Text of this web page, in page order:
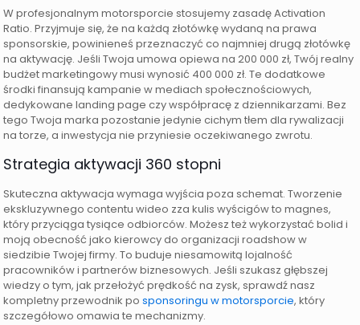
W profesjonalnym motorsporcie stosujemy zasadę Activation
Ratio. Przyjmuje się, że na każdą złotówkę wydaną na prawa
sponsorskie, powinieneś przeznaczyć co najmniej drugą złotówkę
na aktywację. Jeśli Twoja umowa opiewa na 200 000 zł, Twój realny
budżet marketingowy musi wynosić 400 000 zł. Te dodatkowe
środki finansują kampanie w mediach społecznościowych,
dedykowane landing page czy współpracę z dziennikarzami. Bez
tego Twoja marka pozostanie jedynie cichym tłem dla rywalizacji
na torze, a inwestycja nie przyniesie oczekiwanego zwrotu.
Strategia aktywacji 360 stopni
Skuteczna aktywacja wymaga wyjścia poza schemat. Tworzenie
ekskluzywnego contentu wideo zza kulis wyścigów to magnes,
który przyciąga tysiące odbiorców. Możesz też wykorzystać bolid i
moją obecność jako kierowcy do organizacji roadshow w
siedzibie Twojej firmy. To buduje niesamowitą lojalność
pracowników i partnerów biznesowych. Jeśli szukasz głębszej
wiedzy o tym, jak przełożyć prędkość na zysk, sprawdź nasz
kompletny przewodnik posponsoringu w motorsporcie, który
szczegółowo omawia te mechanizmy.